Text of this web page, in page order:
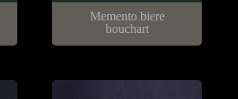
Memento biere
bouchart